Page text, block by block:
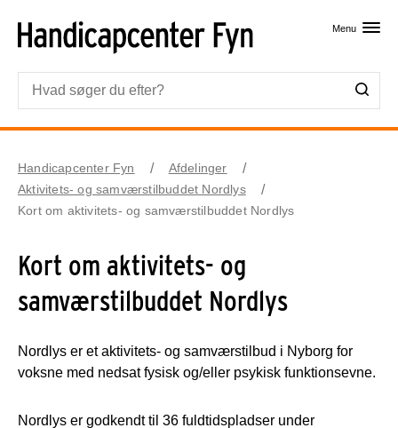
Menu
Handicapcenter Fyn
Afdelinger
Aktivitets- og samværstilbuddet Nordlys
Kort om aktivitets- og samværstilbuddet Nordlys
Kort om aktivitets- og
samværstilbuddet Nordlys
Nordlys er et aktivitets- og samværstilbud i Nyborg for
voksne med nedsat fysisk og/eller psykisk funktionsevne.
Nordlys er godkendt til 36 fuldtidspladser under